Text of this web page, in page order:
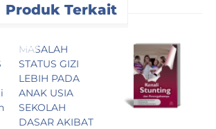
Produk Terkait
MASALAH
STATUS GIZI
LEBIH PADA
ANAK USIA
SEKOLAH
DASAR AKIBAT